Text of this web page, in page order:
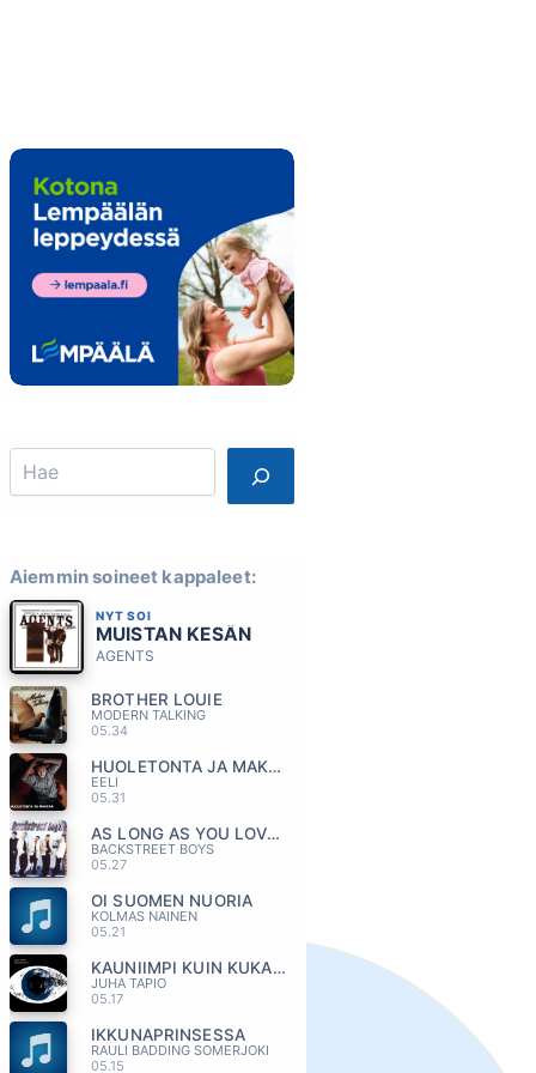
Search
Aiemmin soineet kappaleet:
NYT SOI
MUISTAN KESÄN
AGENTS
BROTHER LOUIE
MODERN TALKING
05.34
HUOLETONTA JA MAKEAA
EELI
05.31
AS LONG AS YOU LOVE ME
BACKSTREET BOYS
05.27
OI SUOMEN NUORIA
KOLMAS NAINEN
05.21
KAUNIIMPI KUIN KUKAAN MUU
JUHA TAPIO
05.17
IKKUNAPRINSESSA
RAULI BADDING SOMERJOKI
05.15